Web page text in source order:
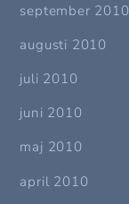
september 2010
augusti 2010
juli 2010
juni 2010
maj 2010
april 2010